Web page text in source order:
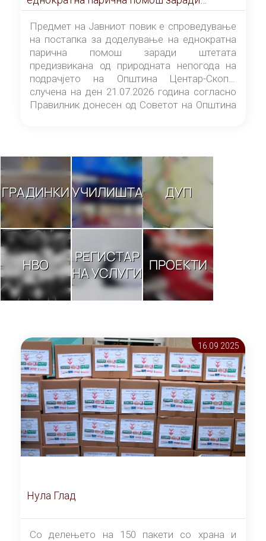
штетата предизвикана од природната
непогода на подрачјето на Општина
Центар-Скопје случена на ден 21.07.2026
година
Предмет на Јавниот повик е спроведување
на постапка за доделување на еднократна
парична помош заради штетата
предизвикана од природната непогода на
подрачјето на Општина Центар-Скопје
случена на ден 21.07.2026 година согласно
Правилник донесен од Советот на Општина
ГРАДИНКИУЧИЛИШТА ДУП
НВО
РЕГИСТАР
НА УСЛУГИ ПРОЕКТИ
16.09 2025
Нула Глад
Со делењето на 150 пакети со храна и